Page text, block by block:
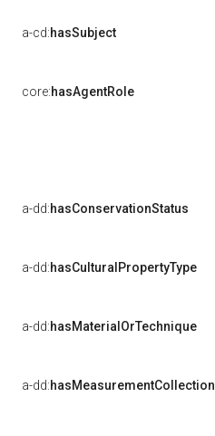
a-cd:hasSubject
core:hasAgentRole
a-dd:hasConservationStatus
a-dd:hasCulturalPropertyType
a-dd:hasMaterialOrTechnique
a-dd:hasMeasurementCollection